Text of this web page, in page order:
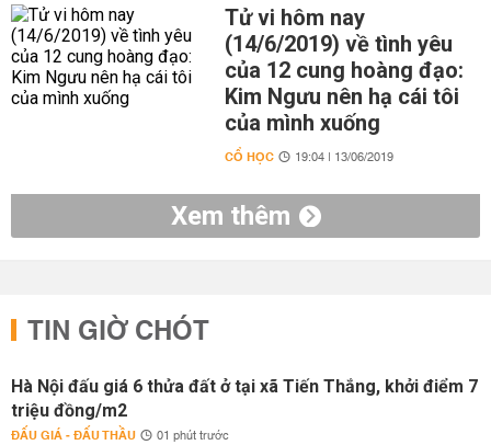
Tử vi hôm nay
(14/6/2019) về tình yêu
của 12 cung hoàng đạo:
Kim Ngưu nên hạ cái tôi
của mình xuống
CỔ HỌC 19:04 | 13/06/2019
Xem thêm
TIN GIỜ CHÓT
Hà Nội đấu giá 6 thửa đất ở tại xã Tiến Thắng, khởi điểm 7
triệu đồng/m2
ĐẤU GIÁ - ĐẤU THẦU 01 phút trước